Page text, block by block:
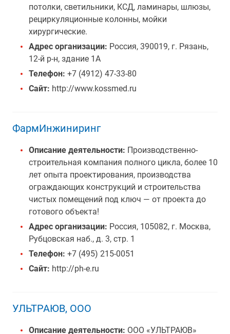
потолки, светильники, КСД, ламинары, шлюзы,
рециркуляционные колонны, мойки
хирургические.
Адрес организации: Россия, 390019, г. Рязань,
12-й р-н, здание 1А
Телефон: +7 (4912) 47-33-80
Сайт: http://www.kossmed.ru
ФармИнжиниринг
Описание деятельности: Производственно-
строительная компания полного цикла, более 10
лет опыта проектирования, производства
ограждающих конструкций и строительства
чистых помещений под ключ — от проекта до
готового объекта!
Адрес организации: Россия, 105082, г. Москва,
Рубцовская наб., д. 3, стр. 1
Телефон: +7 (495) 215-0051
Сайт: http://ph-e.ru
УЛЬТРАЮВ, ООО
Описание деятельности: ООО «УЛЬТРАЮВ»